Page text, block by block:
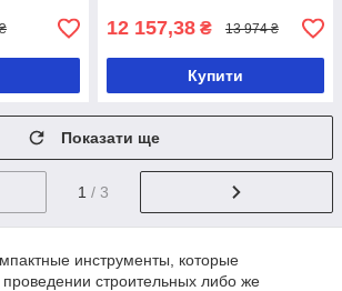
12 157,38 ₴ 13 974 ₴
Купити
Показати ще
1 / 3
инструменты, которые
строительных либо же